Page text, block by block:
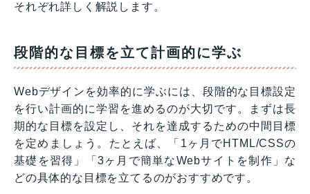
それぞれ詳しく解説します。
段階的な目標を立て計画的に学ぶ
Webデザインを効率的に学ぶには、段階的な目標設定
を行い計画的に学習を進めるのが大切です。まずは長
期的な目標を設定し、それを達成するための中間目標
を定めましょう。たとえば、「1ヶ月でHTML/CSSの
基礎を習得」「3ヶ月で簡単なWebサイトを制作」な
どの具体的な目標を立てるのがおすすめです。